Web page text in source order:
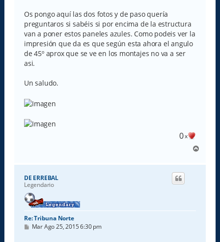
Os pongo aquí las dos fotos y de paso quería
preguntaros si sabéis si por encima de la estructura
van a poner estos paneles azules. Como podeis ver la
impresión que da es que según esta ahora el angulo
de 45º aprox que se ve en los montajes no va a ser
asi.
Un saludo.
0x
r
DE ERREBAL
Legendario
Re: Tribuna Norte
M
Mar Ago 25, 2015 6:30 pm